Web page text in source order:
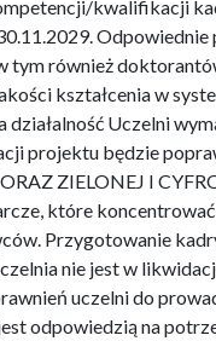
kwalifikacji
tym również
kształcenia w
Uczelni
projektu będzie
ZIELONEJ I
które koncentrować
Przygotowanie
nie jest w
uczelni do
odpowiedzią na